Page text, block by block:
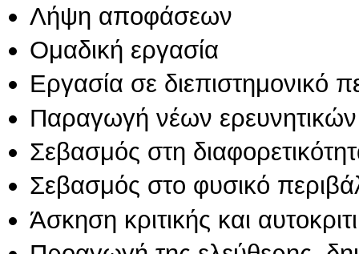
Λήψη αποφάσεων
Ομαδική εργασία
Εργασία σε διεπιστημονικό
Παραγωγή νέων
Σεβασμός στη
Σεβασμός στο φυσικό
Άσκηση κριτικής και